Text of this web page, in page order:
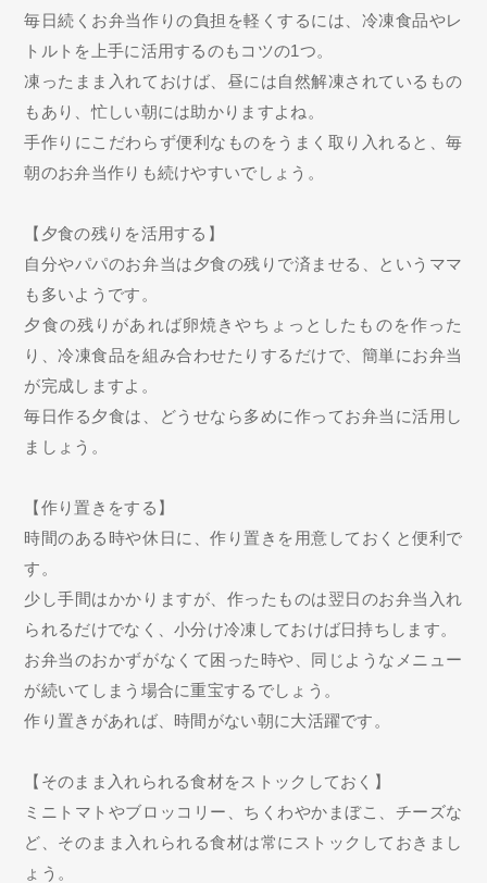
毎日続くお弁当作りの負担を軽くするには、冷凍食品やレ
トルトを上手に活用するのもコツの1つ。
凍ったまま入れておけば、昼には自然解凍されているもの
もあり、忙しい朝には助かりますよね。
手作りにこだわらず便利なものをうまく取り入れると、毎
朝のお弁当作りも続けやすいでしょう。
【夕食の残りを活用する】
自分やパパのお弁当は夕食の残りで済ませる、というママ
も多いようです。
夕食の残りがあれば卵焼きやちょっとしたものを作った
り、冷凍食品を組み合わせたりするだけで、簡単にお弁当
が完成しますよ。
毎日作る夕食は、どうせなら多めに作ってお弁当に活用し
ましょう。
【作り置きをする】
時間のある時や休日に、作り置きを用意しておくと便利で
す。
少し手間はかかりますが、作ったものは翌日のお弁当入れ
られるだけでなく、小分け冷凍しておけば日持ちします。
お弁当のおかずがなくて困った時や、同じようなメニュー
が続いてしまう場合に重宝するでしょう。
作り置きがあれば、時間がない朝に大活躍です。
【そのまま入れられる食材をストックしておく】
ミニトマトやブロッコリー、ちくわやかまぼこ、チーズな
ど、そのまま入れられる食材は常にストックしておきまし
ょう。